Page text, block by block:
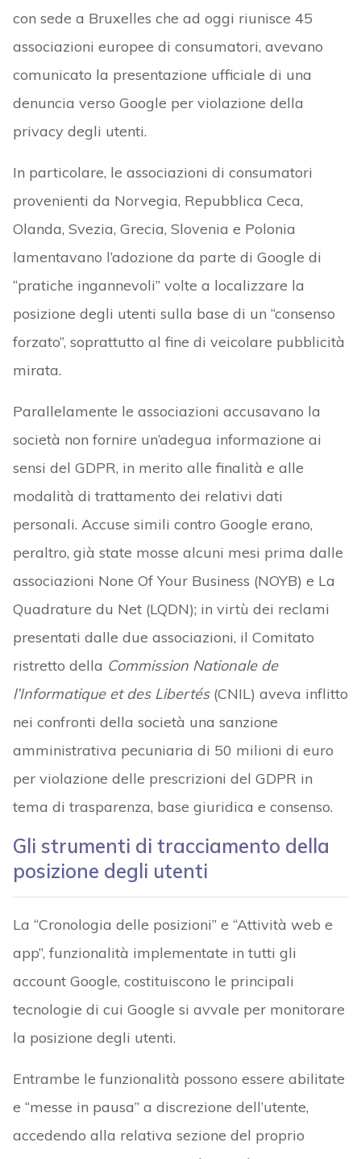
con sede a Bruxelles che ad oggi riunisce 45
associazioni europee di consumatori, avevano
comunicato la presentazione ufficiale di una
denuncia verso Google per violazione della
privacy degli utenti.
In particolare, le associazioni di consumatori
provenienti da Norvegia, Repubblica Ceca,
Olanda, Svezia, Grecia, Slovenia e Polonia
lamentavano l’adozione da parte di Google di
“pratiche ingannevoli” volte a localizzare la
posizione degli utenti sulla base di un “consenso
forzato”, soprattutto al fine di veicolare pubblicità
mirata.
Parallelamente le associazioni accusavano la
società non fornire un’adegua informazione ai
sensi del GDPR, in merito alle finalità e alle
modalità di trattamento dei relativi dati
personali. Accuse simili contro Google erano,
peraltro, già state mosse alcuni mesi prima dalle
associazioni None Of Your Business (NOYB) e La
Quadrature du Net (LQDN); in virtù dei reclami
presentati dalle due associazioni, il Comitato
ristretto della Commission Nationale de
l’Informatique et des Libertés(CNIL) aveva inflitto
nei confronti della società una sanzione
amministrativa pecuniaria di 50 milioni di euro
per violazione delle prescrizioni del GDPR in
tema di trasparenza, base giuridica e consenso.
Gli strumenti di tracciamento della
posizione degli utenti
La “Cronologia delle posizioni” e “Attività web e
app”, funzionalità implementate in tutti gli
account Google, costituiscono le principali
tecnologie di cui Google si avvale per monitorare
la posizione degli utenti.
Entrambe le funzionalità possono essere abilitate
e “messe in pausa” a discrezione dell’utente,
accedendo alla relativa sezione del proprio